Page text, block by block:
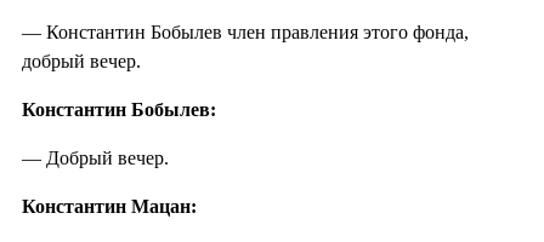
— Константин Бобылев член правления этого фонда,
добрый вечер.
Константин Бобылев:
— Добрый вечер.
Константин Мацан: